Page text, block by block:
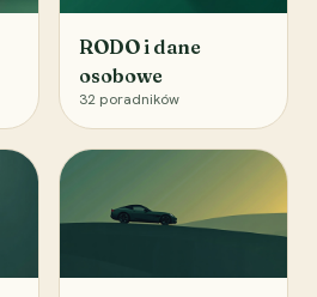
RODO i dane
osobowe
32 poradników